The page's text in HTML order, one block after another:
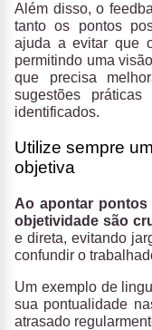
Além disso, o
tanto os pontos
ajuda a evitar que
permitindo uma
que precisa
sugestões
identificados.
Utilize sempre
objetiva
Ao apontar pontos
objetividade são
e direta, evitando
confundir o
Um exemplo de
sua pontualidade
atrasado